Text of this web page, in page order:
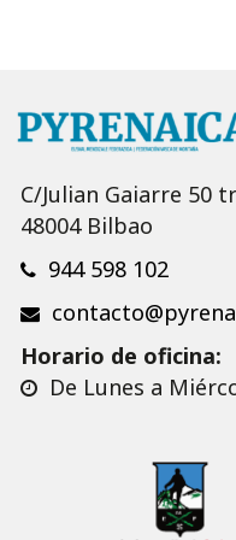
C/Julian Gaiarre 50
48004 Bilbao
944 598 102
Horario de oficina:
De Lunes a